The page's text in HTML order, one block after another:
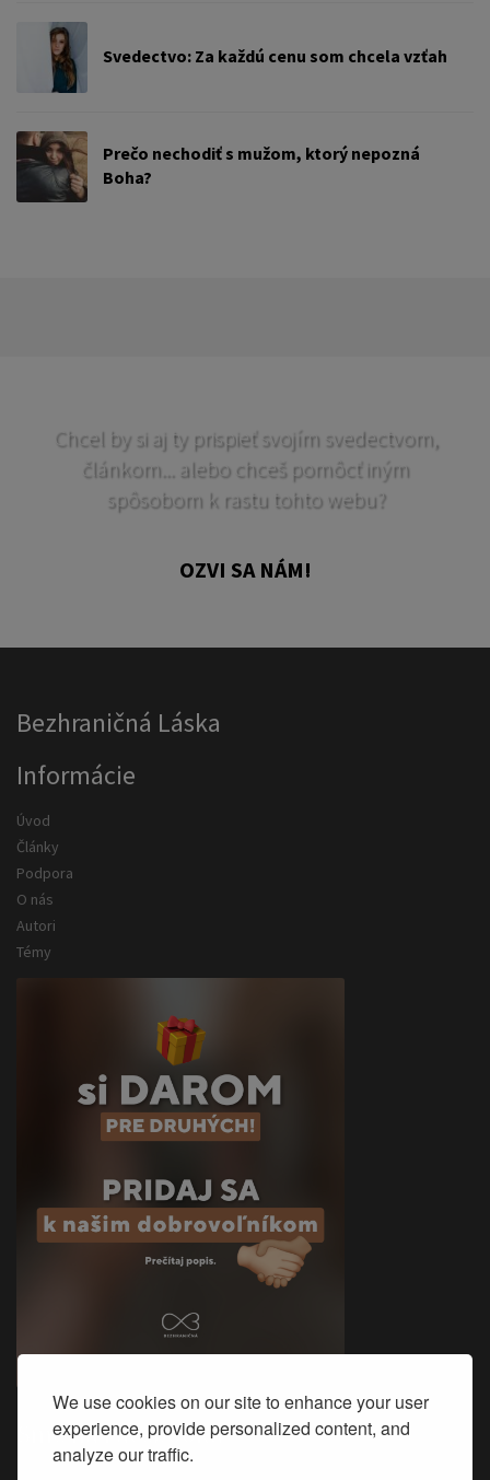
We use cookies on our site to enhance your user
experience, provide personalized content, and
analyze our traffic.
Svedectvo: Za každú cenu som chcela vzťah
Prečo nechodiť s mužom, ktorý nepozná
Boha?
Chcel by si aj ty prispieť svojím svedectvom,
článkom... alebo chceš pomôcť iným
spôsobom k rastu tohto webu?
OZVI SA NÁM!
Bezhraničná Láska
Informácie
Úvod
Články
Podpora
O nás
Autori
Témy
Sme na Facebooku